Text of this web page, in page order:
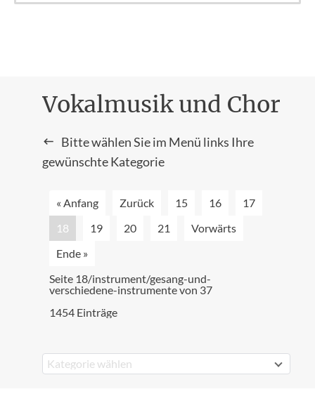
Vokalmusik und Chor
Bitte wählen Sie im Menü links Ihre
gewünschte Kategorie
« Anfang Zurück 15 16
17
18
19 20 21
Vorwärts
Ende »
Seite 18/instrument/gesang-und-
verschiedene-instrumente von 37
1454 Einträge
Kategorie wählen